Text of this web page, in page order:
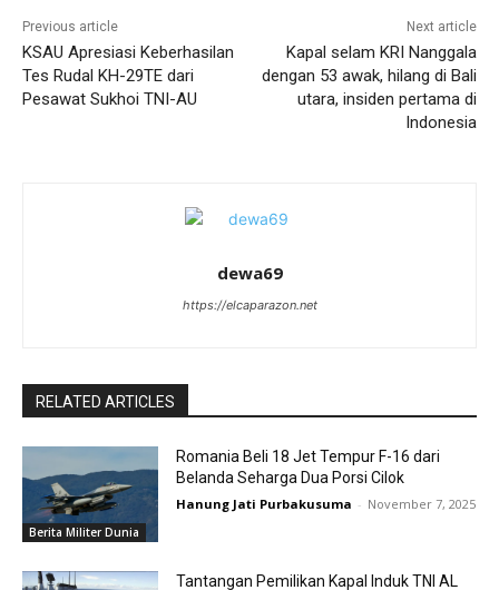
Previous article
KSAU Apresiasi Keberhasilan
Tes Rudal KH-29TE dari
Pesawat Sukhoi TNI-AU
Next article
Kapal selam KRI Nanggala
dengan 53 awak, hilang di Bali
utara, insiden pertama di
Indonesia
dewa69
https://elcaparazon.net
RELATED ARTICLES
Berita Militer Dunia
Romania Beli 18 Jet Tempur F-16 dari
Belanda Seharga Dua Porsi Cilok
Hanung Jati Purbakusuma - November 7, 2025
Tantangan Pemilikan Kapal Induk TNI AL